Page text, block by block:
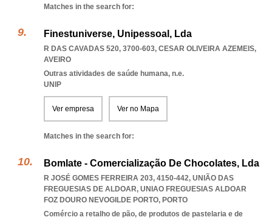
Matches in the search for:
Finestuniverse, Unipessoal, Lda
R DAS CAVADAS 520, 3700-603, CESAR OLIVEIRA AZEMEIS,
AVEIRO
Outras atividades de saúde humana, n.e.
UNIP
Ver empresa Ver no Mapa
Matches in the search for:
Bomlate - Comercialização De Chocolates, Lda
R JOSÉ GOMES FERREIRA 203, 4150-442, UNIÃO DAS
FREGUESIAS DE ALDOAR, UNIAO FREGUESIAS ALDOAR
FOZ DOURO NEVOGILDE PORTO, PORTO
Comércio a retalho de pão, de produtos de pastelaria e de